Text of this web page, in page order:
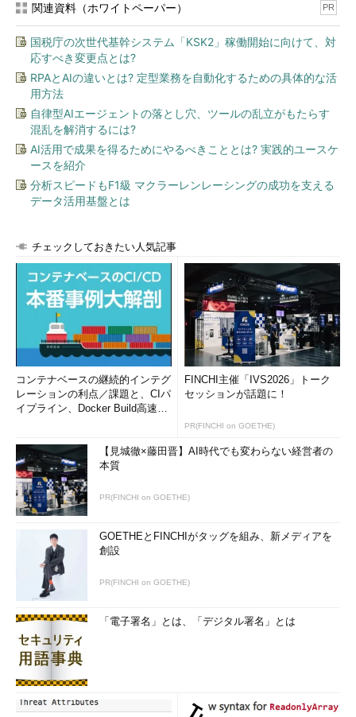
関連資料（ホワイトペーパー） PR
国税庁の次世代基幹システム「KSK2」稼働開始に向けて、対
応すべき変更点とは?
RPAとAIの違いとは? 定型業務を自動化するための具体的な活
用方法
自律型AIエージェントの落とし穴、ツールの乱立がもたらす
混乱を解消するには?
AI活用で成果を得るためにやるべきこととは? 実践的ユースケ
ースを紹介
分析スピードもF1級 マクラーレンレーシングの成功を支える
データ活用基盤とは
チェックしておきたい人気記事
コンテナベースの継続的インテグ
レーションの利点／課題と、CIパ
イプライン、Docker Build高速化
FINCHI主催「IVS2026」トーク
セッションが話題に！
PR(FINCHI on GOETHE)
【見城徹×藤田晋】AI時代でも変わらない経営者の
本質
PR(FINCHI on GOETHE)
GOETHEとFINCHIがタッグを組み、新メディアを
創設
PR(FINCHI on GOETHE)
「電子署名」とは、「デジタル署名」とは